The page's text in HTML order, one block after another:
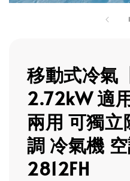
1
移動式冷氣
2.72kW 適
兩用 可獨
調 冷氣機
2812FH